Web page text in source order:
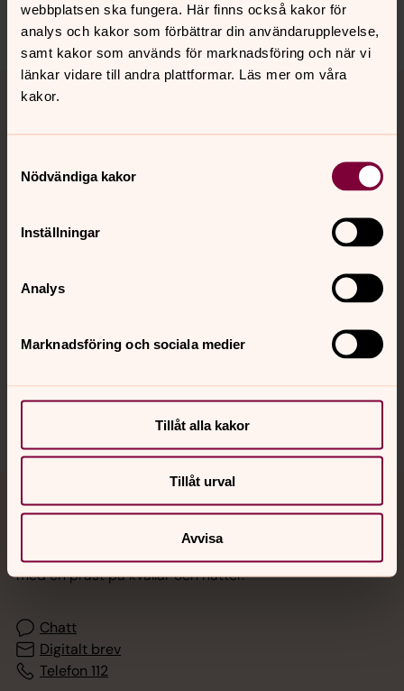
webbplatsen ska fungera. Här finns också kakor för
analys och kakor som förbättrar din användarupplevelse,
samt kakor som används för marknadsföring och när vi
länkar vidare till andra plattformar. Läs mer om våra
kakor.
Nödvändiga kakor
Inställningar
Analys
Marknadsföring och sociala medier
Tillåt alla kakor
Tillåt urval
Avvisa
Dela
Tillbaka till toppen
Tillbaka till innehållet
Kontakt
Kalender
Jourhavande präst
med en präst på kvällar och nätter.
Chatt
Digitalt brev
Telefon 112